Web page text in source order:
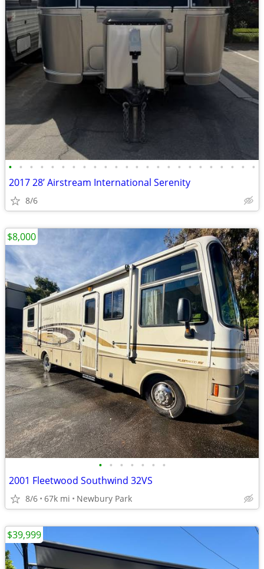
• • • • • • • • • • • • • • • • • • • • • • • •
2017 28’ Airstream International Serenity
8/6
• • • • • • •
2001 Fleetwood Southwind 32VS
8/6 67k mi Newbury Park
$8,000
$39,999